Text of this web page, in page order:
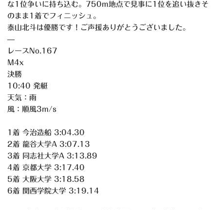
な1 位争いに持ち込む。750m地点で見事に1位を追い抜きそ
のまま 1着でフィニッシュ。
泰山北斗は優勝です！ご声援ありがとうございました。
—
レースNo.167
M4x
決勝
10:40 発艇
天気：雨
風：順風3m/s
1着 今治造船 3:04.30
2着 龍谷大学A 3:07.13
3着 同志社大学A 3:13.89
4着 京都大学 3:17.40
5着 大阪大学 3:18.58
6着 関西学院大学 3:19.14